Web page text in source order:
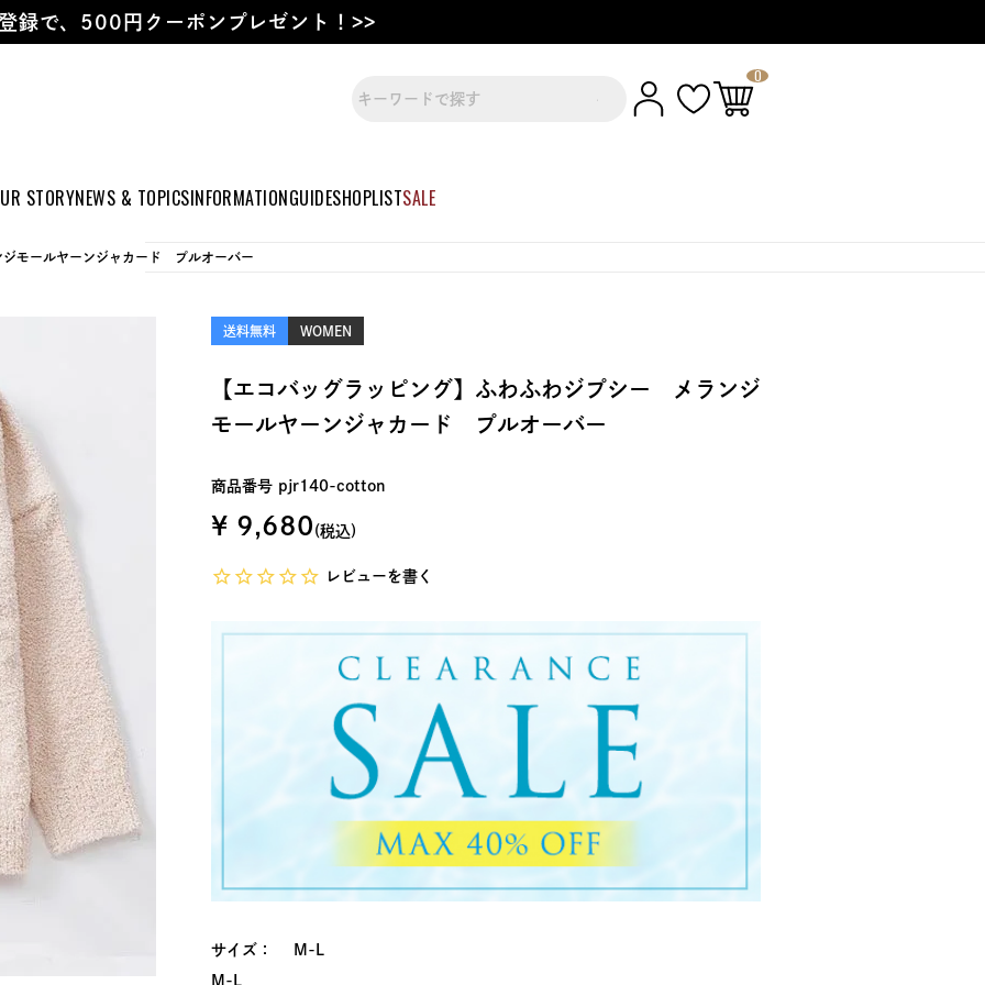
0
STORYNEWS & TOPICSINFORMATIONGUIDESHOPLISTSALE
録で、500円クーポンプレゼント！>>
モールヤーンジャカード プルオーバー
送料無料 WOMEN
【エコバッグラッピング】ふわふわジプシー メランジ
モールヤーンジャカード プルオーバー
商品番号 pjr140-cotton
¥ 9,680 税込
レビューを書く
サイズ
M-L
M-L